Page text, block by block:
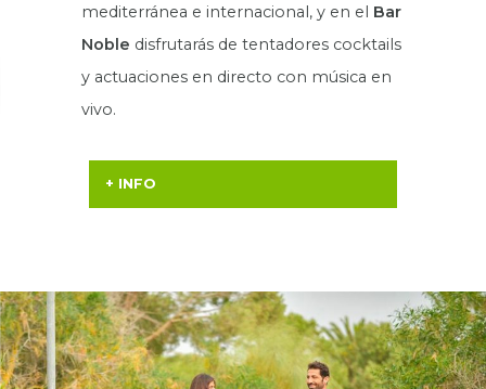
mediterránea e internacional, y en el Bar
Noble disfrutarás de tentadores cocktails
y actuaciones en directo con música en
vivo.
+ INFO